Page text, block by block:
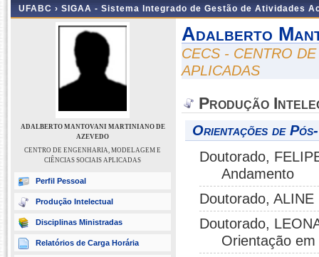
UFABC › SIGAA - Sistema Integrado de Gestão de Atividades
ADALBERTO MANTOVANI MARTINIANO DE
AZEVEDO
CENTRO DE ENGENHARIA, MODELAGEM E
CIÊNCIAS SOCIAIS APLICADAS
Perfil Pessoal
Produção Intelectual
Disciplinas Ministradas
Relatórios de Carga Horária
Adalberto
CECS - CENTRO
APLICADAS
Produção
Orientações de
Doutorado,
Andamento
Doutorado,
Doutorado,
Orientação